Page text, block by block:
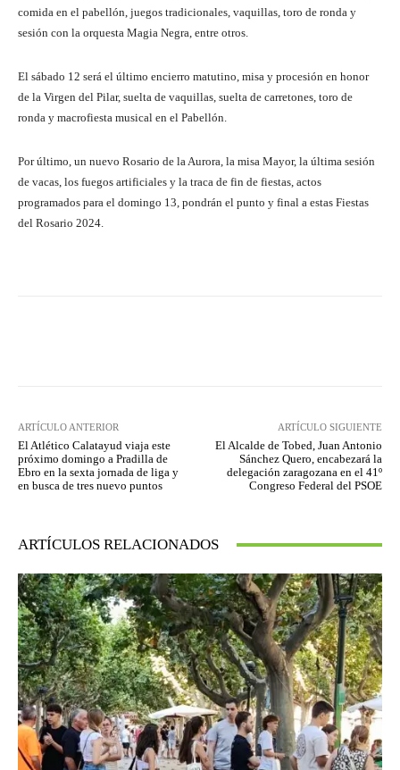
comida en el pabellón, juegos tradicionales, vaquillas, toro de ronda y
sesión con la orquesta Magia Negra, entre otros.
El sábado 12 será el último encierro matutino, misa y procesión en honor
de la Virgen del Pilar, suelta de vaquillas, suelta de carretones, toro de
ronda y macrofiesta musical en el Pabellón.
Por último, un nuevo Rosario de la Aurora, la misa Mayor, la última sesión
de vacas, los fuegos artificiales y la traca de fin de fiestas, actos
programados para el domingo 13, pondrán el punto y final a estas Fiestas
del Rosario 2024.
ARTÍCULO ANTERIOR
El Atlético Calatayud viaja este
próximo domingo a Pradilla de
Ebro en la sexta jornada de liga y
en busca de tres nuevo puntos
ARTÍCULO SIGUIENTE
El Alcalde de Tobed, Juan Antonio
Sánchez Quero, encabezará la
delegación zaragozana en el 41º
Congreso Federal del PSOE
ARTÍCULOS RELACIONADOS